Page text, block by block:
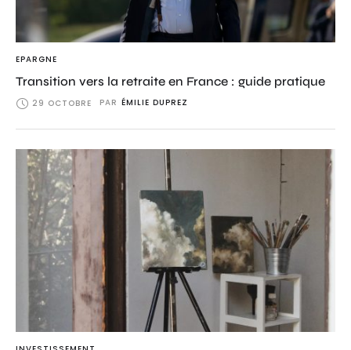
EPARGNE
Transition vers la retraite en France : guide pratique
29 OCTOBRE PAR ÉMILIE DUPREZ